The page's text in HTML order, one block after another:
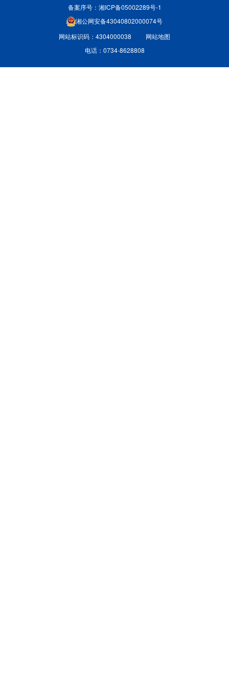
备案序号：湘ICP备05002289号-1
湘公网安备43040802000074号
网站标识码：4304000038
网站地图
电话：0734-8628808